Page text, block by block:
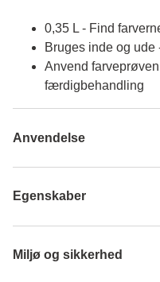
0,35 L - Find
Bruges inde og ude
Anvend
færdigbehandling
Anvendelse
Egenskaber
Miljø og sikkerhed